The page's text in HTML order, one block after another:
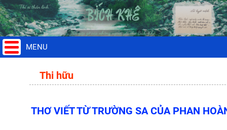
MENU
Thi hữu
THƠ VIẾT TỪ TRƯỜNG SA CỦA PHAN